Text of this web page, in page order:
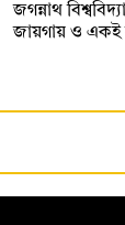
জগন্নাথ
জায়গায় ও একই